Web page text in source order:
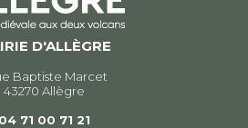
D'ALLÈGRE
Baptiste Marcet
43270 Allègre
04 71 00 71 21